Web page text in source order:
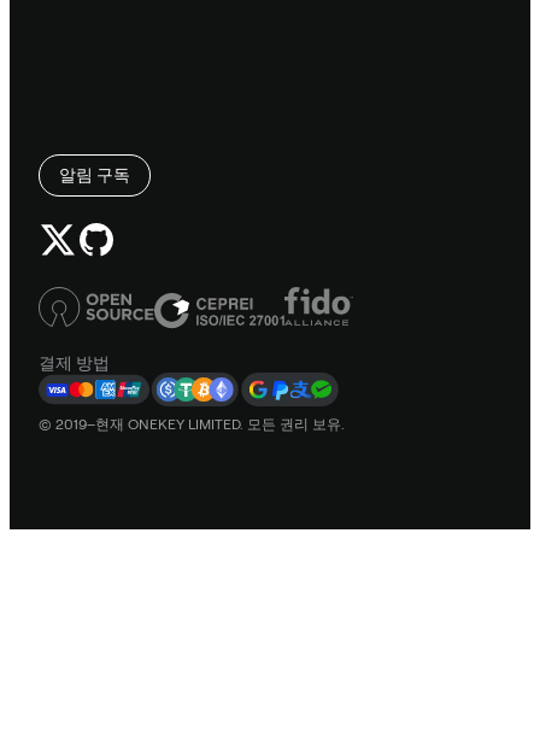
알림 구독
결제 방법
© 2019–현재 ONEKEY LIMITED. 모든 권리 보유.